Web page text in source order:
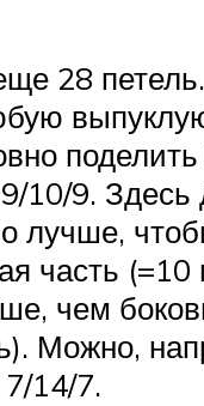
28
10/9. Здесь
лучше,
часть (=10
чем
Можно,
14/7.